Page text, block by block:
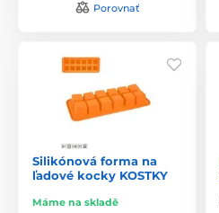
Porovnať
Silikónová forma na
ľadové kocky KOSTKY
Máme na skladě